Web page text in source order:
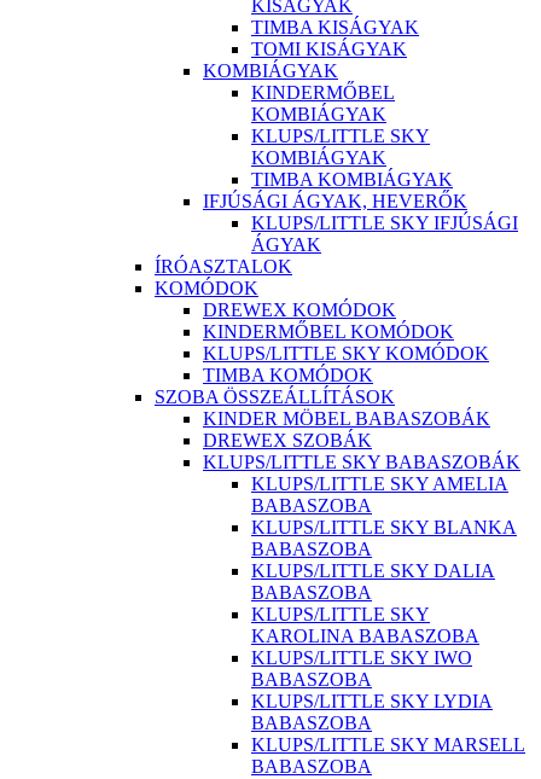
KISÁGYAK
TIMBA KISÁGYAK
TOMI KISÁGYAK
KOMBIÁGYAK
KINDERMŐBEL
KOMBIÁGYAK
KLUPS/LITTLE SKY
KOMBIÁGYAK
TIMBA KOMBIÁGYAK
IFJÚSÁGI ÁGYAK, HEVERŐK
KLUPS/LITTLE SKY IFJÚSÁGI
ÁGYAK
ÍRÓASZTALOK
KOMÓDOK
DREWEX KOMÓDOK
KINDERMŐBEL KOMÓDOK
KLUPS/LITTLE SKY KOMÓDOK
TIMBA KOMÓDOK
SZOBA ÖSSZEÁLLÍTÁSOK
KINDER MÖBEL BABASZOBÁK
DREWEX SZOBÁK
KLUPS/LITTLE SKY BABASZOBÁK
KLUPS/LITTLE SKY AMELIA
BABASZOBA
KLUPS/LITTLE SKY BLANKA
BABASZOBA
KLUPS/LITTLE SKY DALIA
BABASZOBA
KLUPS/LITTLE SKY
KAROLINA BABASZOBA
KLUPS/LITTLE SKY IWO
BABASZOBA
KLUPS/LITTLE SKY LYDIA
BABASZOBA
KLUPS/LITTLE SKY MARSELL
BABASZOBA